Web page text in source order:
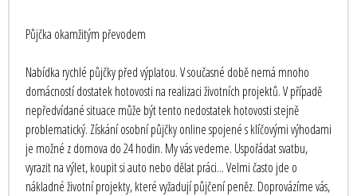
Půjčka okamžitým převodem
Nabídka rychlé půjčky před výplatou. V současné době nemá mnoho
domácností dostatek hotovosti na realizaci životních projektů. V případě
nepředvídané situace může být tento nedostatek hotovosti stejně
problematický. Získání osobní půjčky online spojené s klíčovými výhodami
je možné z domova do 24 hodin. My vás vedeme. Uspořádat svatbu,
vyrazit na výlet, koupit si auto nebo dělat práci... Velmi často jde o
nákladné životní projekty, které vyžadují půjčení peněz. Doprovázíme vás,